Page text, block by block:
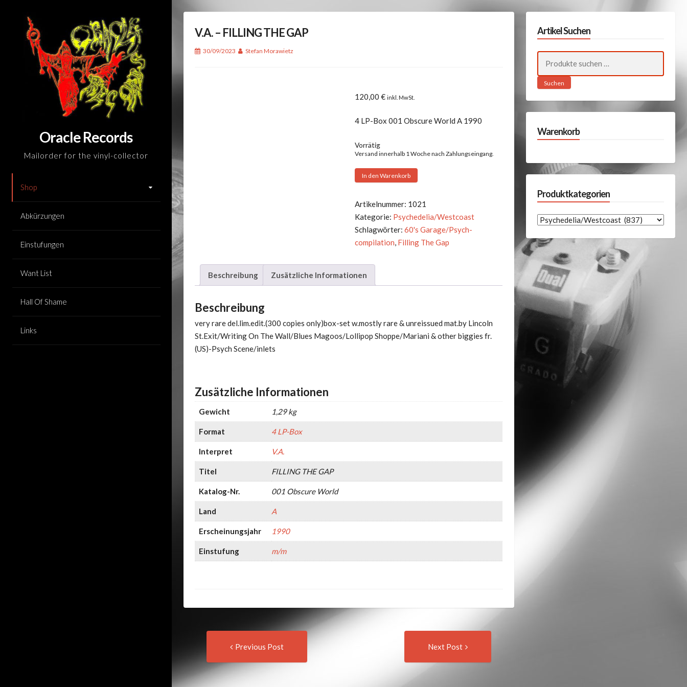
content
Oracle Records
Mailorder for the vinyl-collector
Shop
Abkürzungen
Einstufungen
Want List
Hall Of Shame
Links
V.A. – FILLING THE GAP
30/09/2023 Stefan Morawietz
120,00€ inkl. MwSt.
4 LP-Box 001 Obscure World A 1990
Vorrätig
Versand innerhalb 1 Woche nach Zahlungseingang.
V.A.
FILLING
THE
GAP
Menge
In den Warenkorb
Artikelnummer: 1021
Kategorie: Psychedelia/Westcoast
Schlagwörter:60's Garage/Psych-
compilation, Filling The Gap
Beschreibung Zusätzliche Informationen
Beschreibung
very rare del.lim.edit.(300 copies only)box-set w.mostly rare & unreissued mat.by Lincoln
St.Exit/Writing On The Wall/Blues Magoos/Lollipop Shoppe/Mariani & other biggies fr.
(US)-Psych Scene/inlets
Zusätzliche Informationen
Gewicht 1,29 kg
Format 4 LP-Box
Interpret V.A.
Titel FILLING THE GAP
Katalog-Nr. 001 Obscure World
Land A
Erscheinungsjahr 1990
Einstufung m/m
Post
navigation
Previous Post
Previous
Next Post
Artikel Suchen
nach:
Suchen
Warenkorb
Produktkategorien